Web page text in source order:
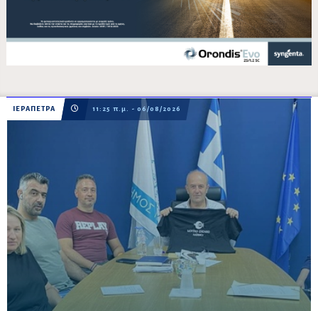
ΙΕΡΑΠΕΤΡΑ 11:25 π.μ. - 06/08/2026